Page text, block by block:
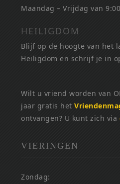
Maandag – Vrijdag van
HEILIGDOM
Blijf op de hoogte van het
Heiligdom en schrijf je in
Wilt u vriend worden van
jaar gratis het
ontvangen? U kunt zich via
VIERINGEN
Zondag: